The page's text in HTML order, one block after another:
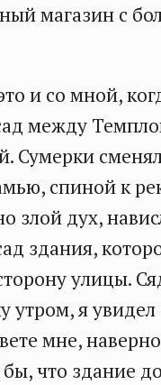
магазин с
и со мной,
между
Сумерки
спиной к
злой дух,
здания,
улицы.
утром, я
мне,
бы, что здание